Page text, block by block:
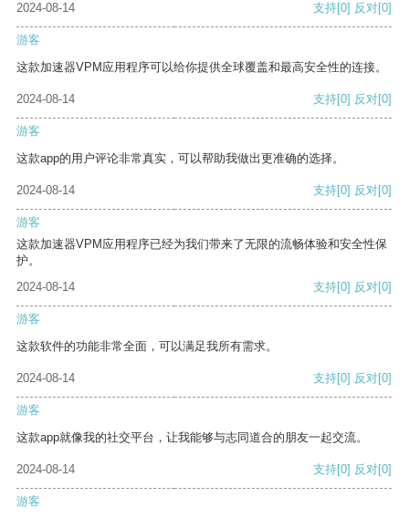
2024-08-14
支持[0] 反对[0]
游客
这款加速器VPM应用程序可以给你提供全球覆盖和最高安全性的连接。
2024-08-14 支持[0] 反对[0]
游客
这款app的用户评论非常真实，可以帮助我做出更准确的选择。
2024-08-14 支持[0] 反对[0]
游客
这款加速器VPM应用程序已经为我们带来了无限的流畅体验和安全性保
护。
2024-08-14
支持[0] 反对[0]
游客
这款软件的功能非常全面，可以满足我所有需求。
2024-08-14 支持[0] 反对[0]
游客
这款app就像我的社交平台，让我能够与志同道合的朋友一起交流。
2024-08-14 支持[0] 反对[0]
游客